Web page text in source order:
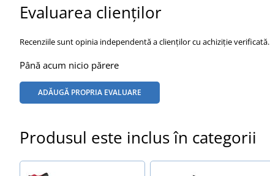
Evaluarea clienților
Recenziile sunt opinia independentă a clienților cu achiziție verificată.
Până acum nicio părere
ADĂUGĂ PROPRIA EVALUARE
Produsul este inclus în categorii